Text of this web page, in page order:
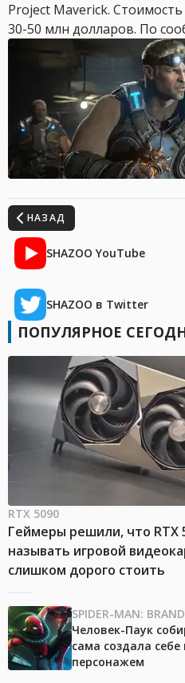
Project Maverick.
30-50 млн долларов. По
НАЗАД
SHAZOO YouTube
SHAZOO в Twitter
ПОПУЛЯРНОЕ
RTX 5090
Геймеры решили, что RTX
называть игровой
слишком дорого стоить
SPIDER-MAN:
Человек-Паук
сама создала
персонажем